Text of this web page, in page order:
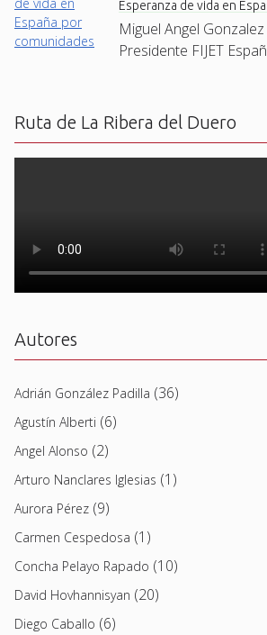
Esperanza de vida en
Miguel Angel Gonzalez
Presidente FIJET
Ruta de La Ribera del Duero
Autores
Adrián González Padilla (36)
Agustín Alberti (6)
Angel Alonso (2)
Arturo Nanclares Iglesias (1)
Aurora Pérez (9)
Carmen Cespedosa (1)
Concha Pelayo Rapado (10)
David Hovhannisyan (20)
Diego Caballo (6)